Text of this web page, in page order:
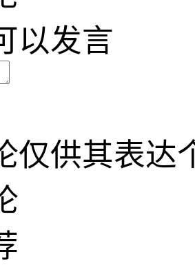
以发言
仅供其表达